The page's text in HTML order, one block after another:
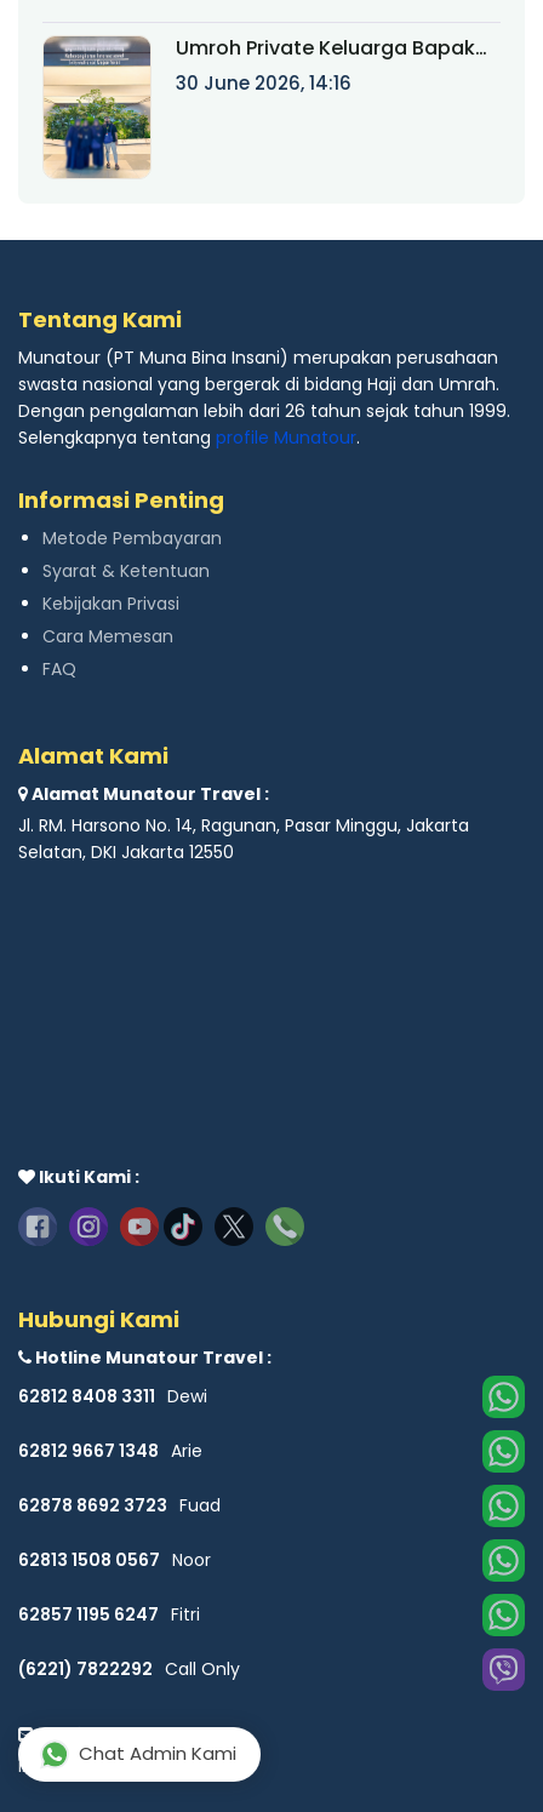
Umroh Private Keluarga Bapak
Ainur Rifki: Perjalanan Ibadah
Eksklusif Bersama Munatour
30 June 2026, 14:16
Tentang Kami
Munatour (PT Muna Bina Insani) merupakan perusahaan
swasta nasional yang bergerak di bidang Haji dan Umrah.
Dengan pengalaman lebih dari 26 tahun sejak tahun 1999.
Selengkapnya tentang profile Munatour.
Informasi Penting
Metode Pembayaran
Syarat & Ketentuan
Kebijakan Privasi
Cara Memesan
FAQ
Alamat Kami
Alamat Munatour Travel :
Jl. RM. Harsono No. 14, Ragunan, Pasar Minggu, Jakarta
Selatan, DKI Jakarta 12550
Ikuti Kami :
Hubungi Kami
Hotline Munatour Travel :
62812 8408 3311 Dewi
62812 9667 1348 Arie
62878 8692 3723 Fuad
62813 1508 0567 Noor
62857 1195 6247 Fitri
(6221) 7822292 Call Only
Email :
info@munatour.co.id
Chat Admin Kami